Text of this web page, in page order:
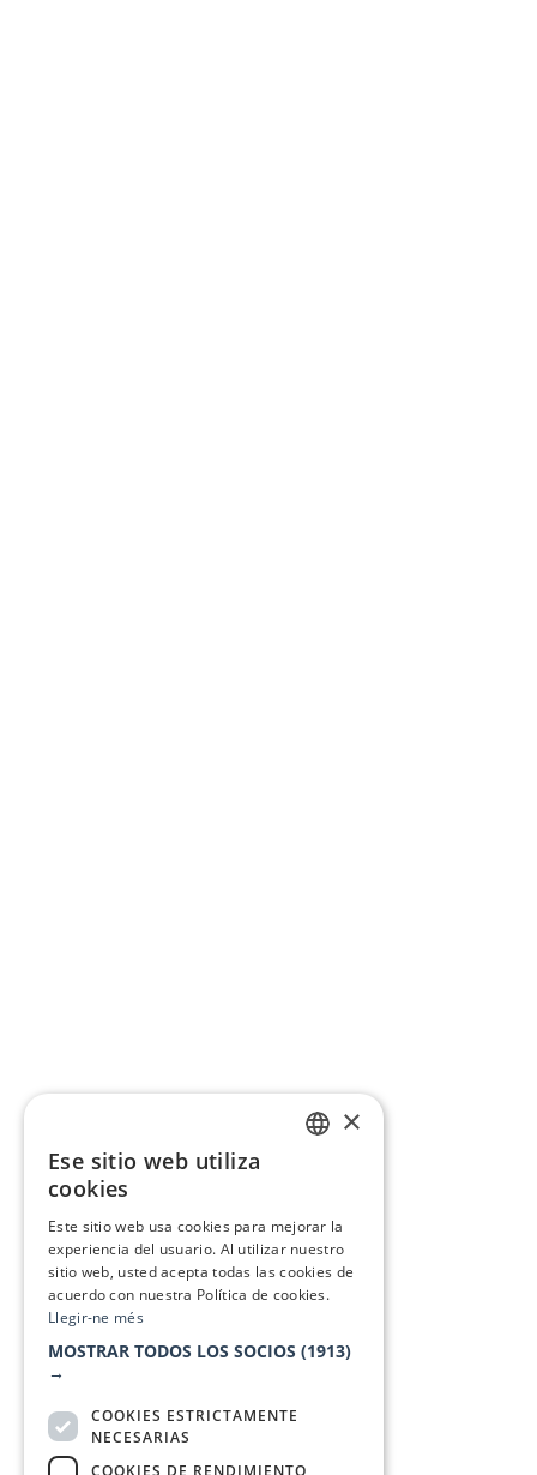
×
Ese sitio web utiliza
cookies
Este sitio web usa cookies para mejorar la
experiencia del usuario. Al utilizar nuestro
sitio web, usted acepta todas las cookies de
acuerdo con nuestra Política de cookies.
Llegir-ne més
MOSTRAR TODOS LOS SOCIOS (1913)
→
COOKIES ESTRICTAMENTE
NECESARIAS
COOKIES DE RENDIMIENTO